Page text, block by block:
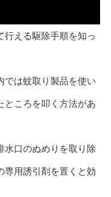
行える駆除手順を知っ
では蚊取り製品を使い
ところを叩く方法があ
水口のぬめりを取り除
専用誘引剤を置くと効